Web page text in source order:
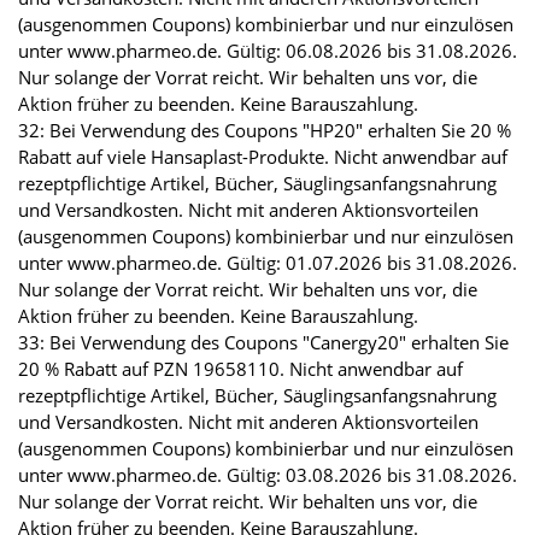
(ausgenommen Coupons) kombinierbar und nur einzulösen
unter www.pharmeo.de. Gültig: 06.08.2026 bis 31.08.2026.
Nur solange der Vorrat reicht. Wir behalten uns vor, die
Aktion früher zu beenden. Keine Barauszahlung.
32: Bei Verwendung des Coupons "HP20" erhalten Sie 20 %
Rabatt auf viele Hansaplast-Produkte. Nicht anwendbar auf
rezeptpflichtige Artikel, Bücher, Säuglingsanfangsnahrung
und Versandkosten. Nicht mit anderen Aktionsvorteilen
(ausgenommen Coupons) kombinierbar und nur einzulösen
unter www.pharmeo.de. Gültig: 01.07.2026 bis 31.08.2026.
Nur solange der Vorrat reicht. Wir behalten uns vor, die
Aktion früher zu beenden. Keine Barauszahlung.
33: Bei Verwendung des Coupons "Canergy20" erhalten Sie
20 % Rabatt auf PZN 19658110. Nicht anwendbar auf
rezeptpflichtige Artikel, Bücher, Säuglingsanfangsnahrung
und Versandkosten. Nicht mit anderen Aktionsvorteilen
(ausgenommen Coupons) kombinierbar und nur einzulösen
unter www.pharmeo.de. Gültig: 03.08.2026 bis 31.08.2026.
Nur solange der Vorrat reicht. Wir behalten uns vor, die
Aktion früher zu beenden. Keine Barauszahlung.